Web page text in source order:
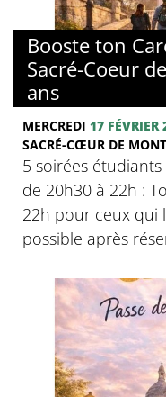
Booste ton
Sacré-Coeur
ans
MERCREDI 17 FÉVRIER
SACRÉ-CŒUR DE
5 soirées
de 20h30 à 22h :
22h pour ceux qui
possible après